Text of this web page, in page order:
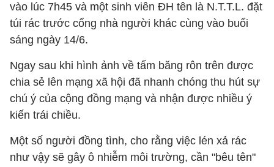
vào lúc 7h45 và một sinh viên ĐH tên là N.T.T.L. đặt
túi rác trước cổng nhà người khác cùng vào buổi
sáng ngày 14/6.
Ngay sau khi hình ảnh về tấm băng rôn trên được
chia sẻ lên mạng xã hội đã nhanh chóng thu hút sự
chú ý của cộng đồng mạng và nhận được nhiều ý
kiến trái chiều.
Một số người đồng tình, cho rằng việc lén xả rác
như vậy sẽ gây ô nhiễm môi trường, cần "bêu tên"